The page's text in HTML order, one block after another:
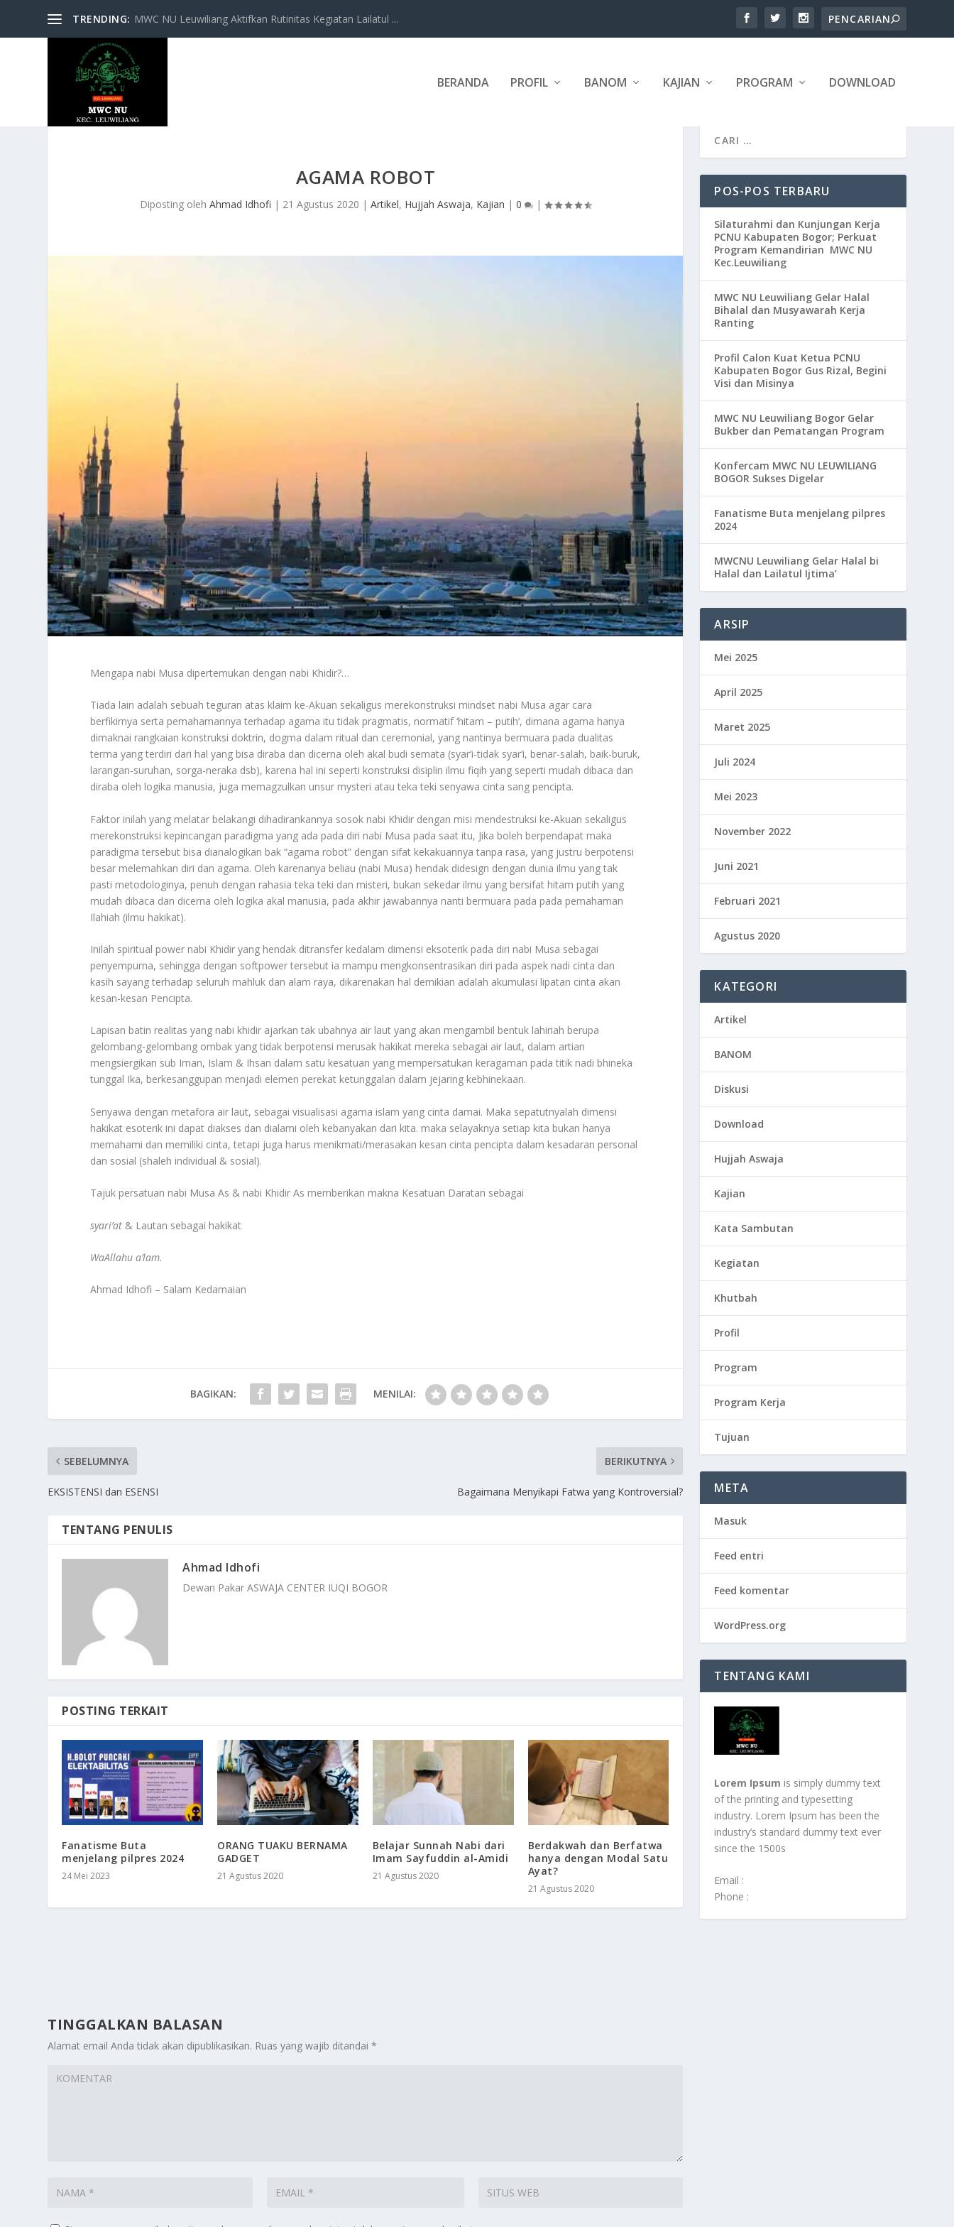
TRENDING: MWC NU Leuwiliang Aktifkan Rutinitas Kegiatan Lailatul ...
BERANDA PROFIL BANOM KAJIAN PROGRAM DOWNLOAD
AGAMA ROBOT
Diposting oleh Ahmad Idhofi | 21 Agustus 2020 | Artikel, Hujjah Aswaja, Kajian | 0 |
Mengapa nabi Musa dipertemukan dengan nabi Khidir?…
Tiada lain adalah sebuah teguran atas klaim ke-Akuan sekaligus merekonstruksi mindset nabi Musa agar cara
berfikirnya serta pemahamannya terhadap agama itu tidak pragmatis, normatif ‘hitam – putih’, dimana agama hanya
dimaknai rangkaian konstruksi doktrin, dogma dalam ritual dan ceremonial, yang nantinya bermuara pada dualitas
terma yang terdiri dari hal yang bisa diraba dan dicerna oleh akal budi semata (syar’i-tidak syar’i, benar-salah, baik-buruk,
larangan-suruhan, sorga-neraka dsb), karena hal ini seperti konstruksi disiplin ilmu fiqih yang seperti mudah dibaca dan
diraba oleh logika manusia, juga memagzulkan unsur mysteri atau teka teki senyawa cinta sang pencipta.
Faktor inilah yang melatar belakangi dihadirankannya sosok nabi Khidir dengan misi mendestruksi ke-Akuan sekaligus
merekonstruksi kepincangan paradigma yang ada pada diri nabi Musa pada saat itu, Jika boleh berpendapat maka
paradigma tersebut bisa dianalogikan bak “agama robot” dengan sifat kekakuannya tanpa rasa, yang justru berpotensi
besar melemahkan diri dan agama. Oleh karenanya beliau (nabi Musa) hendak didesign dengan dunia ilmu yang tak
pasti metodologinya, penuh dengan rahasia teka teki dan misteri, bukan sekedar ilmu yang bersifat hitam putih yang
mudah dibaca dan dicerna oleh logika akal manusia, pada akhir jawabannya nanti bermuara pada pada pemahaman
Ilahiah (ilmu hakikat).
Inilah spiritual power nabi Khidir yang hendak ditransfer kedalam dimensi eksoterik pada diri nabi Musa sebagai
penyempurna, sehingga dengan softpower tersebut ia mampu mengkonsentrasikan diri pada aspek nadi cinta dan
kasih sayang terhadap seluruh mahluk dan alam raya, dikarenakan hal demikian adalah akumulasi lipatan cinta akan
kesan-kesan Pencipta.
Lapisan batin realitas yang nabi khidir ajarkan tak ubahnya air laut yang akan mengambil bentuk lahiriah berupa
gelombang-gelombang ombak yang tidak berpotensi merusak hakikat mereka sebagai air laut, dalam artian
mengsiergikan sub Iman, Islam & Ihsan dalam satu kesatuan yang mempersatukan keragaman pada titik nadi bhineka
tunggal Ika, berkesanggupan menjadi elemen perekat ketunggalan dalam jejaring kebhinekaan.
Senyawa dengan metafora air laut, sebagai visualisasi agama islam yang cinta damai. Maka sepatutnyalah dimensi
hakikat esoterik ini dapat diakses dan dialami oleh kebanyakan dari kita. maka selayaknya setiap kita bukan hanya
memahami dan memiliki cinta, tetapi juga harus menikmati/merasakan kesan cinta pencipta dalam kesadaran personal
dan sosial (shaleh individual & sosial).
Tajuk persatuan nabi Musa As & nabi Khidir As memberikan makna Kesatuan Daratan sebagai
syari’at & Lautan sebagai hakikat
WaAllahu a’lam.
Ahmad Idhofi – Salam Kedamaian
BAGIKAN: MENILAI:
SEBELUMNYA
EKSISTENSI dan ESENSI
BERIKUTNYA
Bagaimana Menyikapi Fatwa yang Kontroversial?
TENTANG PENULIS
Ahmad Idhofi
Dewan Pakar ASWAJA CENTER IUQI BOGOR
POSTING TERKAIT
Fanatisme Buta
menjelang pilpres 2024
24 Mei 2023
ORANG TUAKU BERNAMA
GADGET
21 Agustus 2020
Belajar Sunnah Nabi dari
Imam Sayfuddin al-Amidi
21 Agustus 2020
Berdakwah dan Berfatwa
hanya dengan Modal Satu
Ayat?
21 Agustus 2020
TINGGALKAN BALASAN
Alamat email Anda tidak akan dipublikasikan. Ruas yang wajib ditandai*
POS-POS TERBARU
Silaturahmi dan Kunjungan Kerja
PCNU Kabupaten Bogor; Perkuat
Program Kemandirian MWC NU
Kec.Leuwiliang
MWC NU Leuwiliang Gelar Halal
Bihalal dan Musyawarah Kerja
Ranting
Profil Calon Kuat Ketua PCNU
Kabupaten Bogor Gus Rizal, Begini
Visi dan Misinya
MWC NU Leuwiliang Bogor Gelar
Bukber dan Pematangan Program
Konfercam MWC NU LEUWILIANG
BOGOR Sukses Digelar
Fanatisme Buta menjelang pilpres
2024
MWCNU Leuwiliang Gelar Halal bi
Halal dan Lailatul Ijtima’
ARSIP
Mei 2025
April 2025
Maret 2025
Juli 2024
Mei 2023
November 2022
Juni 2021
Februari 2021
Agustus 2020
KATEGORI
Artikel
BANOM
Diskusi
Download
Hujjah Aswaja
Kajian
Kata Sambutan
Kegiatan
Khutbah
Profil
Program
Program Kerja
Tujuan
META
Masuk
Feed entri
Feed komentar
WordPress.org
TENTANG KAMI
Lorem Ipsum is simply dummy text
of the printing and typesetting
industry. Lorem Ipsum has been the
industry’s standard dummy text ever
since the 1500s
Email :
Phone :